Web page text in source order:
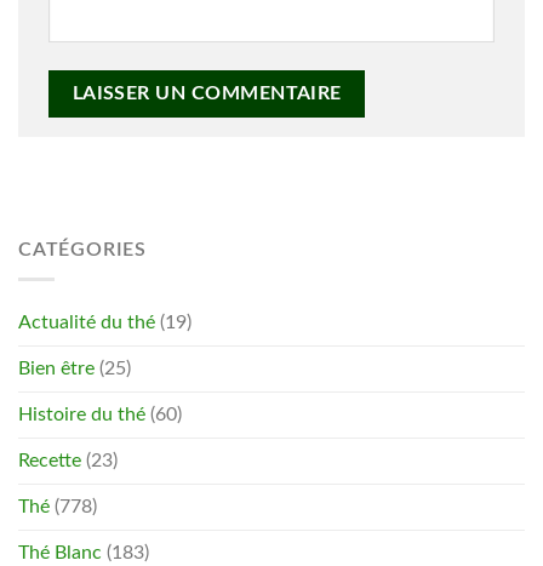
CATÉGORIES
Actualité du thé (19)
Bien être (25)
Histoire du thé (60)
Recette (23)
Thé (778)
Thé Blanc (183)